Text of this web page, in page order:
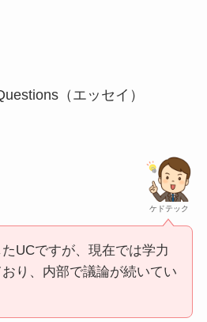
（エッセイ）
ケドテック
UCですが、現在では学力
り、内部で議論が続いてい